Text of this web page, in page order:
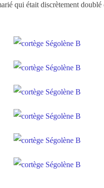
qui était discrètement doublé